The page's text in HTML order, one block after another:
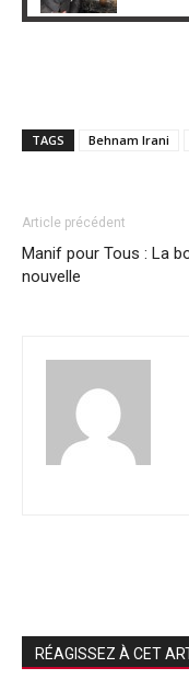
TAGS Behnam Irani
Article précédent
Manif pour Tous : La
nouvelle
RÉAGISSEZ À CET